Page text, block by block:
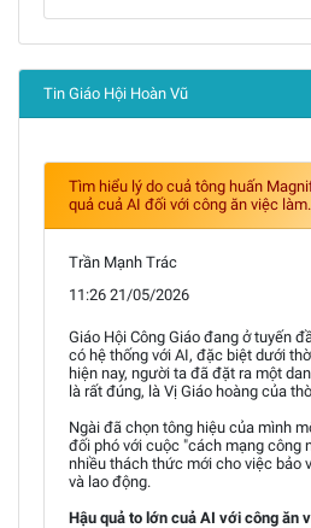
Tin Giáo Hội Hoàn Vũ
Tìm hiểu lý do cuả tông huấn
quả cuả AI đối với công ăn việc làm.
Trần Mạnh Trác
11:26 21/05/2026
Giáo Hội Công Giáo đang ở tuyến
có hệ thống với AI, đặc biệt dưới
hiện nay, người ta đã đặt ra một
là rất đúng, là Vị Giáo hoàng của
Ngài đã chọn tông hiệu của mình
đối phó với cuộc "cách mạng công
nhiều thách thức mới cho việc bảo
và lao động.
Hậu quả to lớn cuả AI với công ăn